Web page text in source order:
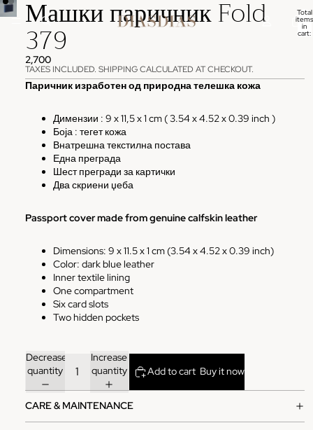
Total
items
in
cart:
Машки паричник Fold
379
2,700
TAXES INCLUDED. SHIPPING CALCULATED AT CHECKOUT.
Паричник изработен од природна телешка кожа
Димензии : 9 x 11,5 x 1 cm ( 3.54 x 4.52 x 0.39 inch )
Боја : тегет кожа
Внатрешна текстилна постава
Една преграда
Шест прегради за картички
Два скриени џеба
Passport cover made from genuine calfskin leather
Dimensions: 9 x 11.5 x 1 cm (3.54 x 4.52 x 0.39 inch)
Color: dark blue leather
Inner textile lining
One compartment
Six card slots
Two hidden pockets
Decrease
quantity
Increase
quantity
Add to cart Buy it now
CARE & MAINTENANCE